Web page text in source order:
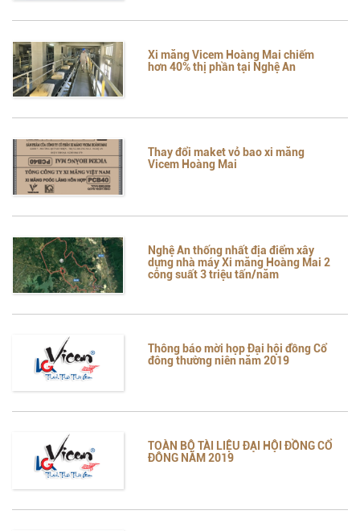
Xi măng Vicem Hoàng Mai chiếm
hơn 40% thị phần tại Nghệ An
Thay đổi maket vỏ bao xi măng
Vicem Hoàng Mai
Nghệ An thống nhất địa điểm xây
dựng nhà máy Xi măng Hoàng Mai 2
công suất 3 triệu tấn/năm
Thông báo mời họp Đại hội đồng Cổ
đông thường niên năm 2019
TOÀN BỘ TÀI LIỆU ĐẠI HỘI ĐỒNG CỔ
ĐÔNG NĂM 2019